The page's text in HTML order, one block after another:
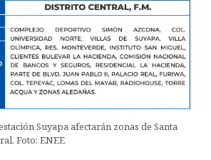
Suyapa afectarán zonas de Santa
Foto: ENEE